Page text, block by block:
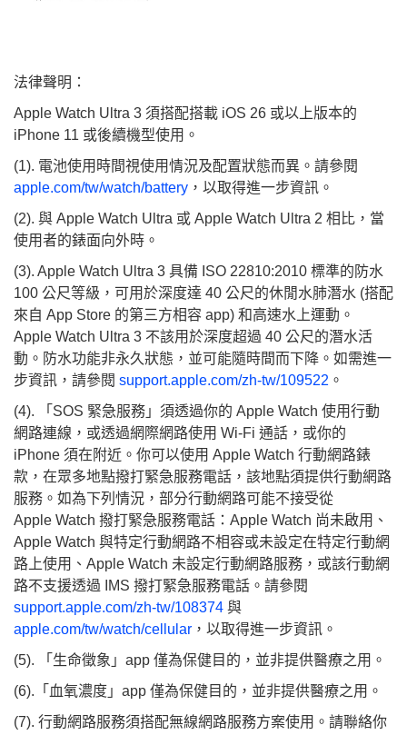
法律聲明：
Apple Watch Ultra 3 須搭配搭載 iOS 26 或以上版本的
iPhone 11 或後續機型使用。
(1). 電池使用時間視使用情況及配置狀態而異。請參閱
apple.com/tw/watch/battery ，以取得進一步資訊。
(2). 與 Apple Watch Ultra 或 Apple Watch Ultra 2 相比，當
使用者的錶面向外時。
(3). Apple Watch Ultra 3 具備 ISO 22810:2010 標準的防水
100 公尺等級，可用於深度達 40 公尺的休閒水肺潛水 (搭配
來自 App Store 的第三方相容 app) 和高速水上運動。
Apple Watch Ultra 3 不該用於深度超過 40 公尺的潛水活
動。防水功能非永久狀態，並可能隨時間而下降。如需進一
步資訊，請參閱 support.apple.com/zh-tw/109522 。
(4). 「SOS 緊急服務」須透過你的 Apple Watch 使用行動
網路連線，或透過網際網路使用 Wi-Fi 通話，或你的
iPhone 須在附近。你可以使用 Apple Watch 行動網路錶
款，在眾多地點撥打緊急服務電話，該地點須提供行動網路
服務。如為下列情況，部分行動網路可能不接受從
Apple Watch 撥打緊急服務電話：Apple Watch 尚未啟用、
Apple Watch 與特定行動網路不相容或未設定在特定行動網
路上使用、Apple Watch 未設定行動網路服務，或該行動網
路不支援透過 IMS 撥打緊急服務電話。請參閱
support.apple.com/zh-tw/108374 與
apple.com/tw/watch/cellular ，以取得進一步資訊。
(5). 「生命徵象」app 僅為保健目的，並非提供醫療之用。
(6).「血氧濃度」app 僅為保健目的，並非提供醫療之用。
(7). 行動網路服務須搭配無線網路服務方案使用。請聯絡你